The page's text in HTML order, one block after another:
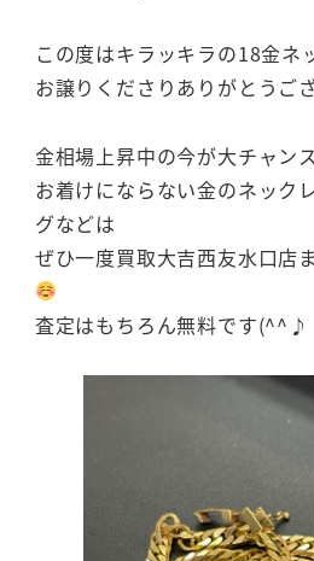
この度はキラッキラの18金ネ
お譲りくださりありがとうご
金相場上昇中の今が大チャン
お着けにならない金のネック
グなどは
ぜひ一度買取大吉西友水口店
査定はもちろん無料です(^^♪